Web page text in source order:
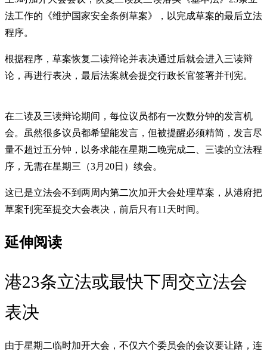
法工作的《维护国家安全条例草案》，以完成草案的最后立法
程序。
根据程序，草案恢复二读辩论并表决通过后就会进入三读辩
论，再进行表决，最后法案就会提交行政长官签署并刊宪。
在二读及三读辩论期间，每位议员都有一次数分钟的发言机
会。虽然很多议员都希望能发言，但被提醒必须精简，发言尽
量不超过五分钟，以务求能在星期二晚完成二、三读的立法程
序，无需在星期三（3月20日）续会。
这已是立法会不到两周内第二次加开大会处理草案，从港府把
草案刊宪至提交大会表决，前后只有11天时间。
延伸阅读
港23条立法或最快下周交立法会
表决
由于星期二临时加开大会，不仅六个委员会的会议要让路，连